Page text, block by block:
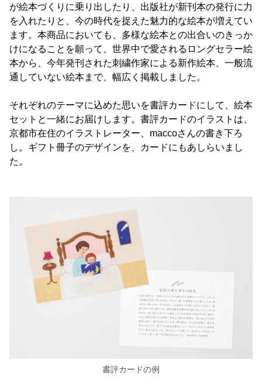
が絵本づくりに乗り出したり、出版社が新刊本の発行に力
を入れたりと、今の時代を捉えた魅力的な絵本が増えてい
ます。本商品においても、多様な絵本との出合いのきっか
けになることを願って、世界中で愛されるロングセラー絵
本から、今年発刊された刺繍作家による新作絵本、一般流
通していない絵本まで、幅広く掲載しました。
それぞれのテーマに込めた思いを書評カードにして、絵本
セットと一緒にお届けします。書評カードのイラストは、
京都市在住のイラストレーター、maccoさんの書き下ろ
し。ギフト冊子のデザインを、カードにもあしらいまし
た。
書評カードの例